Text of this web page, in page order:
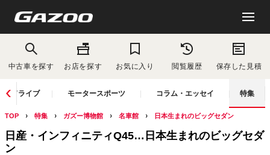
中古車を探す お店を探す お気に入り 閲覧履歴 保存した見積
ドライブ モータースポーツ コラム・エッセイ 特集
TOP 特集 ガズー博物館 名車館 日本生まれのビッグセダン
日産・インフィニティQ45…日本生まれのビッグセダ
ン